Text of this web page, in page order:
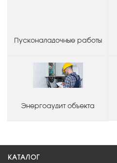
Пусконаладочные работы
Энергоаудит объекта
КАТАЛОГ